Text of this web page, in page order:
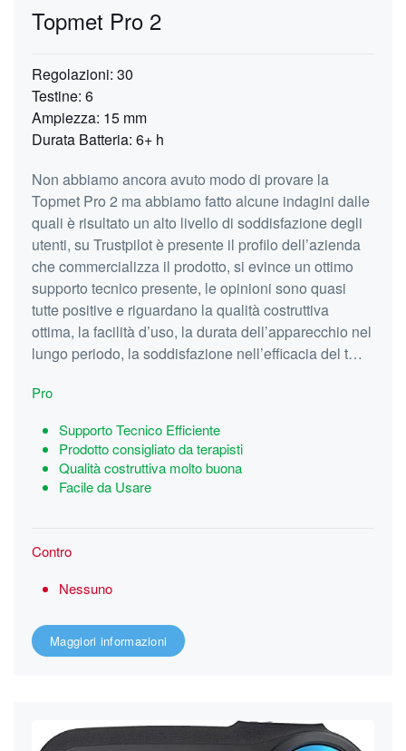
Topmet Pro 2
Regolazioni: 30
Testine: 6
Ampiezza: 15 mm
Durata Batteria: 6+ h
Non abbiamo ancora avuto modo di provare la
Topmet Pro 2 ma abbiamo fatto alcune indagini dalle
quali è risultato un alto livello di soddisfazione degli
utenti, su Trustpilot è presente il profilo dell’azienda
che commercializza il prodotto, si evince un ottimo
supporto tecnico presente, le opinioni sono quasi
tutte positive e riguardano la qualità costruttiva
ottima, la facilità d’uso, la durata dell’apparecchio nel
lungo periodo, la soddisfazione nell’efficacia del t…
Pro
Supporto Tecnico Efficiente
Prodotto consigliato da terapisti
Qualità costruttiva molto buona
Facile da Usare
Contro
Nessuno
Maggiori informazioni